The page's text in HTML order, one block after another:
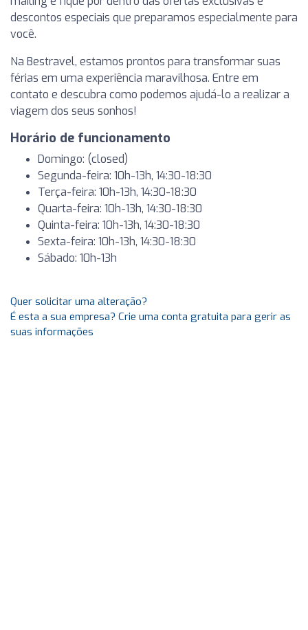
descontos especiais que preparamos especialmente para
você.
Na Bestravel, estamos prontos para transformar suas
férias em uma experiência maravilhosa. Entre em
contato e descubra como podemos ajudá-lo a realizar a
viagem dos seus sonhos!
Horário de funcionamento
Domingo: (closed)
Segunda-feira: 10h-13h, 14:30-18:30
Terça-feira: 10h-13h, 14:30-18:30
Quarta-feira: 10h-13h, 14:30-18:30
Quinta-feira: 10h-13h, 14:30-18:30
Sexta-feira: 10h-13h, 14:30-18:30
Sábado: 10h-13h
Quer solicitar uma alteração?
É esta a sua empresa? Crie uma conta gratuita para gerir as
suas informações